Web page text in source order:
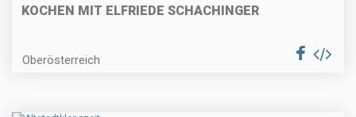
KOCHEN MIT ELFRIEDE SCHACHINGER
Oberösterreich